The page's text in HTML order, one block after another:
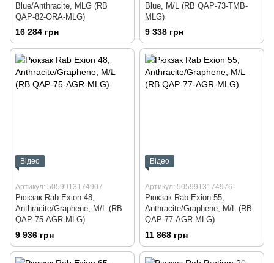
Blue/Anthracite, MLG (RB
QAP-82-ORA-MLG)
16 284 грн
Blue, M/L (RB QAP-73-TMB-
MLG)
9 338 грн
Відео
Артикул: 5059913174907
Рюкзак Rab Exion 48,
Anthracite/Graphene, M/L (RB
QAP-75-AGR-MLG)
9 936 грн
Відео
Артикул: 5059913174976
Рюкзак Rab Exion 55,
Anthracite/Graphene, M/L (RB
QAP-77-AGR-MLG)
11 868 грн